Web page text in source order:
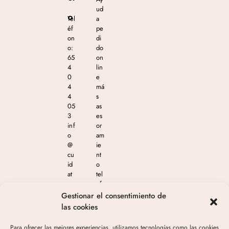
Gestionar el consentimiento de
las cookies
o
Tel
éf
on
o:
65
4
0
4
4
05
3
inf
o
@
cu
id
at
m
est
ud
a
pe
di
do
on
lin
e
má
s
as
es
or
am
ie
nt
o
tel
ef
ón
en